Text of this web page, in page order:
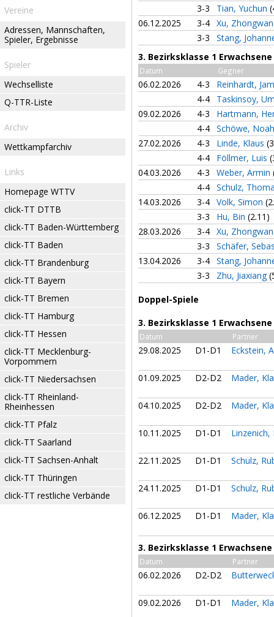
Vereine
Adressen, Mannschaften,
Spieler, Ergebnisse
Spieler
Wechselliste
Q-TTR-Liste
Archiv
Wettkampfarchiv
Links
Homepage WTTV
click-TT DTTB
click-TT Baden-Württemberg
click-TT Baden
click-TT Brandenburg
click-TT Bayern
click-TT Bremen
click-TT Hamburg
click-TT Hessen
click-TT Mecklenburg-
Vorpommern
click-TT Niedersachsen
click-TT Rheinland-
Rheinhessen
click-TT Pfalz
click-TT Saarland
click-TT Sachsen-Anhalt
click-TT Thüringen
click-TT restliche Verbände
3-3
Tian, Yuchun
06.12.2025
3-4 Xu,
3-3
Stang,
3. Bezirksklasse 1
Datum Gegner
06.02.2026 4-3
Reinhardt,
4-4
Taskinsoy,
09.02.2026
4-3
Hartmann,
4-4 Schöwe,
27.02.2026
4-3 Linde, Klaus
4-4
Föllmer, Luis
04.03.2026
4-3 Weber, Armin
4-4 Schulz,
14.03.2026
3-4 Volk, Simon
3-3
Hu, Bin (2.11)
28.03.2026
3-4 Xu,
3-3
Schäfer,
13.04.2026
3-4 Stang,
3-3
Zhu, Jiaxiang
Doppel-Spiele
3. Bezirksklasse 1
Datum Partner
29.08.2025 D1-D1 Eckstein,
01.09.2025 D2-D2 Mader,
04.10.2025 D2-D2 Mader,
10.11.2025 D1-D1
22.11.2025 D1-D1 Schulz,
24.11.2025 D1-D1 Schulz,
06.12.2025 D1-D1 Mader,
3. Bezirksklasse 1
Datum Partner
06.02.2026 D2-D2
09.02.2026 D1-D1 Mader,